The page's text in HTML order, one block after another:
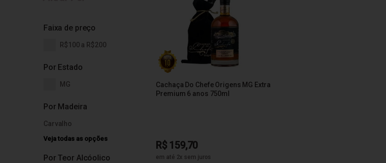
Por Estado
MG
Por Madeira
Carvalho
Veja todas as opções
Por Teor Alcóolico
Faixa de preço
R$100 a R$200
Cachaça Do Chefe Origens MG Extra
Premium 6 anos 750ml
R$ 159,70
em até 2x sem juros